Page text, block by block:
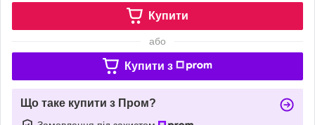
Купити
або
Купити з
Що таке купити з Пром?